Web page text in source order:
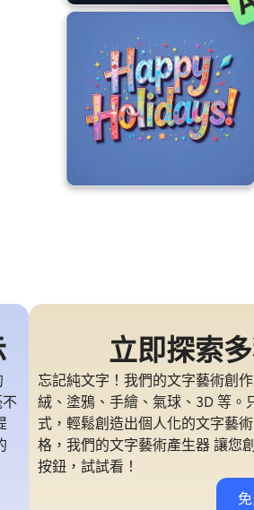
立即探索
忘記純文字！我們的文字藝術創
絨、塗鴉、手繪、氣球、3D 等。
式，輕鬆創造出個人化的文字藝
格，我們的文字藝術產生器 讓您
按鈕，試試看！